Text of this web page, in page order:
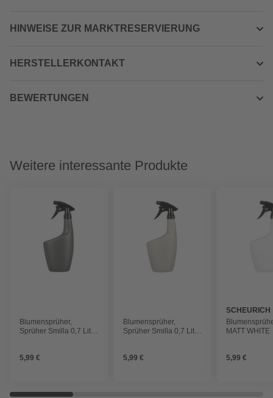
HINWEISE ZUR MARKTRESERVIERUNG
HERSTELLERKONTAKT
BEWERTUNGEN
Weitere interessante Produkte
Blumensprüher,
Sprüher Smilla 0,7 Liter
5,99 €
Blumensprüher,
Sprüher Smilla 0,7 Liter
5,99 €
SCHEURICH
MATT WHITE
5,99 €